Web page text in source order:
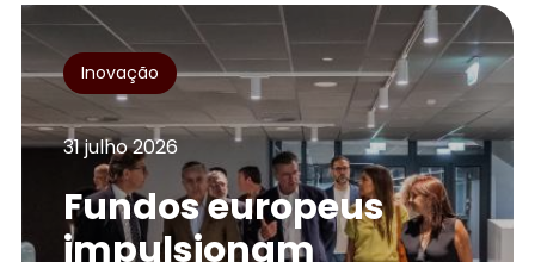
Inovação
31 julho 2026
Fundos europeus
impulsionam